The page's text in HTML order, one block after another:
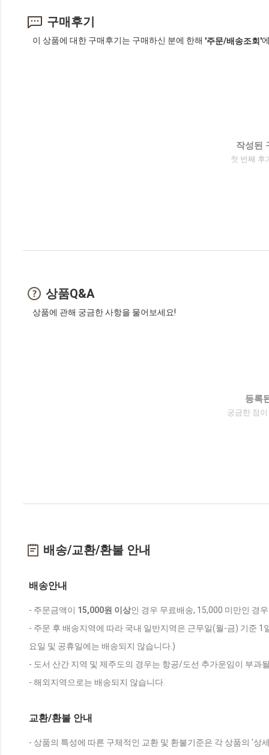
구매후기
이 상품에 대한 구매후기는 구매하신 분에 한해 '주문/배송조회'
작성된
첫 번째 후
상품Q&A
상품에 관해 궁금한 사항을 물어보세요!
등록
궁금한 점
배송/교환/환불 안내
배송안내
- 주문금액이 15,000원 이상인 경우 무료배송, 15,000 미만인 경
- 주문 후 배송지역에 따라 국내 일반지역은 근무일(월-금) 기준
요일 및 공휴일에는 배송되지 않습니다.)
- 도서 산간 지역 및 제주도의 경우는 항공/도선 추가운임이 부과
- 해외지역으로는 배송되지 않습니다.
교환/환불 안내
- 상품의 특성에 따른 구체적인 교환 및 환불기준은 각 상품의 '상